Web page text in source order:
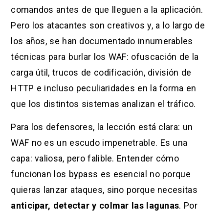
comandos antes de que lleguen a la aplicación.
Pero los atacantes son creativos y, a lo largo de
los años, se han documentado innumerables
técnicas para burlar los WAF: ofuscación de la
carga útil, trucos de codificación, división de
HTTP e incluso peculiaridades en la forma en
que los distintos sistemas analizan el tráfico.
Para los defensores, la lección está clara: un
WAF no es un escudo impenetrable. Es una
capa: valiosa, pero falible. Entender cómo
funcionan los bypass es esencial no porque
quieras lanzar ataques, sino porque necesitas
anticipar, detectar y colmar las lagunas. Por